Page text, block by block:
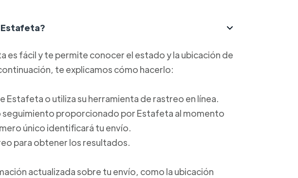
Estafeta?
es fácil y te permite conocer el estado y la ubicación de
te explicamos cómo hacerlo:
Estafeta o utiliza su herramienta de rastreo en línea.
seguimiento proporcionado por Estafeta al momento
único identificará tu envío.
para obtener los resultados.
actualizada sobre tu envío, como la ubicación